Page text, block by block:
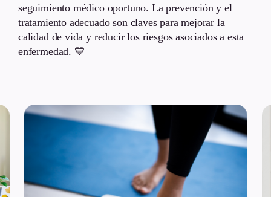
seguimiento médico oportuno. La prevención y el
tratamiento adecuado son claves para mejorar la
calidad de vida y reducir los riesgos asociados a esta
enfermedad. 💙